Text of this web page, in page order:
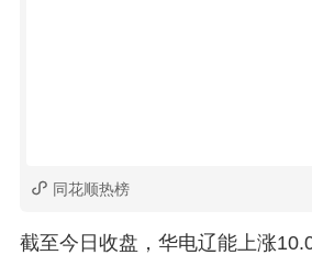
同花顺热榜
截至今日收盘，华电辽能上涨